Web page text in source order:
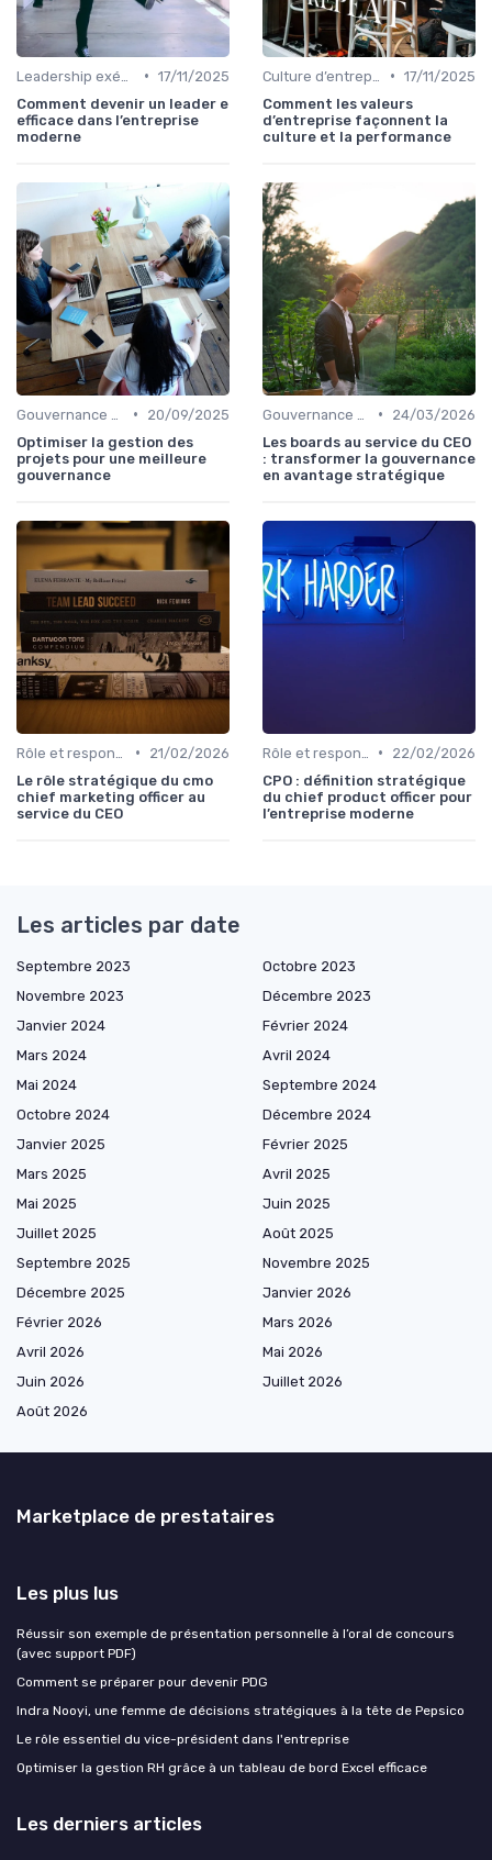
• 17/11/2025
Comment devenir un leader e
efficace dans l’entreprise
moderne
• 17/11/2025
Comment les valeurs
d’entreprise façonnent la
culture et la performance
•
20/09/2025
Optimiser la gestion des
projets pour une meilleure
gouvernance
•
24/03/2026
Les boards au service du CEO
: transformer la gouvernance
en avantage stratégique
•
21/02/2026
Le rôle stratégique du cmo
chief marketing officer au
service du CEO
•
22/02/2026
CPO : définition stratégique
du chief product officer pour
l’entreprise moderne
Les articles par date
Septembre 2023
Octobre 2023
Novembre 2023
Décembre 2023
Janvier 2024
Février 2024
Mars 2024
Avril 2024
Mai 2024
Septembre 2024
Octobre 2024
Décembre 2024
Janvier 2025
Février 2025
Mars 2025
Avril 2025
Mai 2025
Juin 2025
Juillet 2025
Août 2025
Septembre 2025
Novembre 2025
Décembre 2025
Janvier 2026
Février 2026
Mars 2026
Avril 2026
Mai 2026
Juin 2026
Juillet 2026
Août 2026
Marketplace de prestataires
Les plus lus
Réussir son exemple de présentation personnelle à l’oral de concours
(avec support PDF)
Comment se préparer pour devenir PDG
Indra Nooyi, une femme de décisions stratégiques à la tête de Pepsico
Le rôle essentiel du vice-président dans l'entreprise
Optimiser la gestion RH grâce à un tableau de bord Excel efficace
Les derniers articles